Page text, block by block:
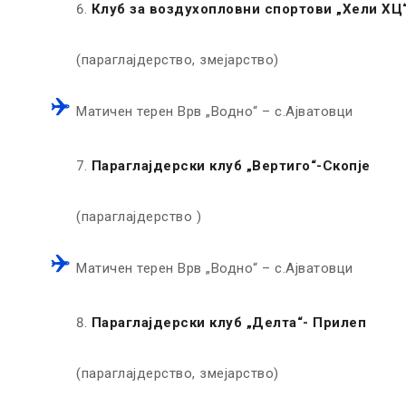
Клуб за воздухопловни спортови „Хели
(параглајдерство, змејарство)
Матичен терен Врв „Водно“ – с.Ајватовци
Параглајдерски клуб „Вертиго“-Скопје
(параглајдерство )
Матичен терен Врв „Водно“ – с.Ајватовци
Параглајдерски клуб „Делта“- Прилеп
(параглајдерство, змејарство)